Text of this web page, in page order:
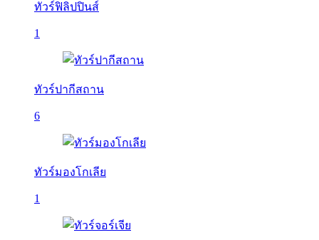
ทัวร์ฟิลิปปินส์
1
ทัวร์ปากีสถาน
6
ทัวร์มองโกเลีย
1